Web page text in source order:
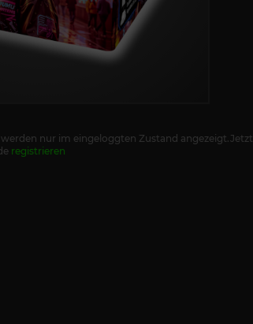
nur im eingeloggten Zustand angezeigt.Jetzt
registrieren